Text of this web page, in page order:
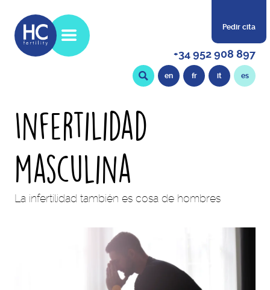
Pedir cita
+34 952 908 897
en fr it es
Infertilidad
masculina
La infertilidad también es cosa de hombres